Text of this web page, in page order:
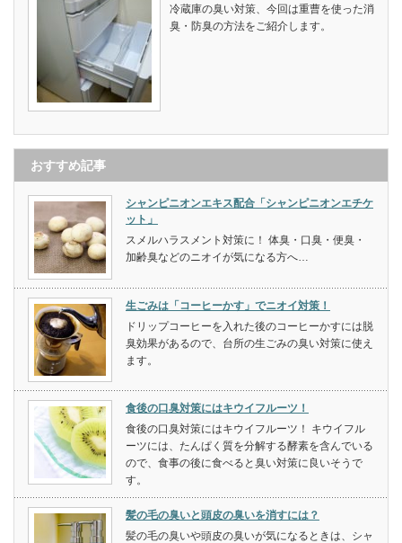
冷蔵庫の臭い対策、今回は重曹を使った消
臭・防臭の方法をご紹介します。
おすすめ記事
シャンピニオンエキス配合「シャンピニオンエチケ
ット」
スメルハラスメント対策に！ 体臭・口臭・便臭・
加齢臭などのニオイが気になる方へ…
生ごみは「コーヒーかす」でニオイ対策！
ドリップコーヒーを入れた後のコーヒーかすには脱
臭効果があるので、台所の生ごみの臭い対策に使え
ます。
食後の口臭対策にはキウイフルーツ！
食後の口臭対策にはキウイフルーツ！ キウイフル
ーツには、たんぱく質を分解する酵素を含んでいる
ので、食事の後に食べると臭い対策に良いそうで
す。
髪の毛の臭いと頭皮の臭いを消すには？
髪の毛の臭いや頭皮の臭いが気になるときは、シャ